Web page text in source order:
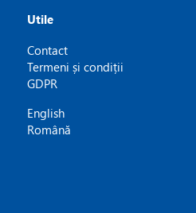
Utile
Contact
Termeni și condiții
GDPR
English
Română